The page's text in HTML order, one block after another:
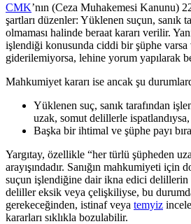
CMK’nın (Ceza Muhakemesi Kanunu)
şartları düzenler: Yüklenen suçun, sanık
olmaması halinde beraat kararı verilir.
işlendiği konusunda ciddi bir şüphe varsa
giderilemiyorsa, lehine yorum yapılarak
Mahkumiyet kararı ise ancak şu
Yüklenen suç, sanık tarafından
uzak, somut delillerle ispatlandıysa,
Başka bir ihtimal ve şüphe payı
Yargıtay, özellikle “her türlü şüpheden
arayışındadır. Sanığın mahkumiyeti için
suçun işlendiğine dair ikna edici delillerin
deliller eksik veya çelişkiliyse, bu
gerekeceğinden, istinaf veya temyiz
kararları sıklıkla bozulabilir.